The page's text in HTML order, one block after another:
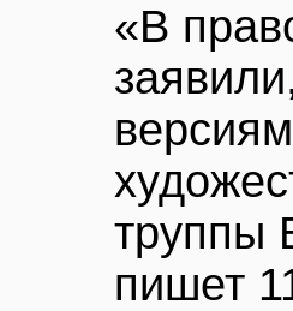
«В
труппы
пишет